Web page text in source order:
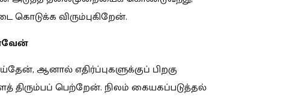
கொடுக்க விரும்புகிறேன்.
ஆனால் எதிர்ப்புகளுக்குப் பிறகு
பெற்றேன். நிலம் கையகப்படுத்தல்